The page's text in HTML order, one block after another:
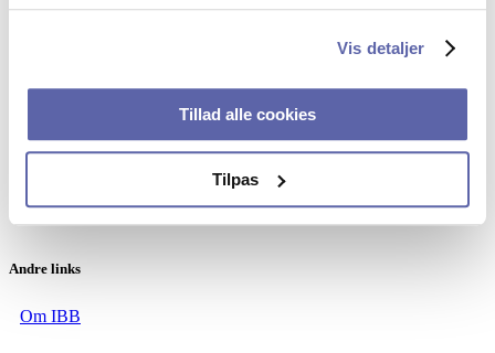
Vis detaljer
Tillad alle cookies
Tilpas
Andre links
Om IBB